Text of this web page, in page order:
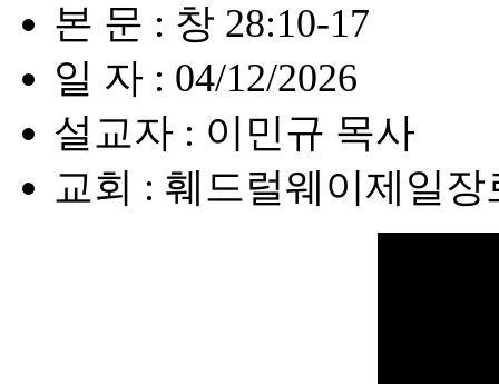
본 문 : 창 28:10-17
일 자 : 04/12/2026
설교자 : 이민규 목사
교회 : 훼드럴웨이제일장